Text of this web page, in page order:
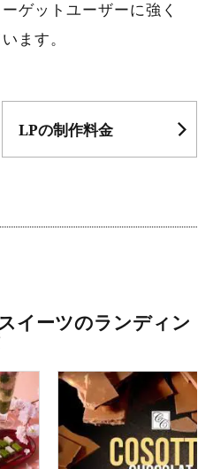
ゲットユーザーに強く
ます。
LPの制作料金
イーツのランディン